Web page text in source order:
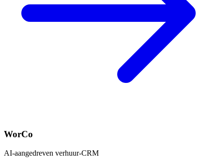
WorCo
AI-aangedreven verhuur-CRM